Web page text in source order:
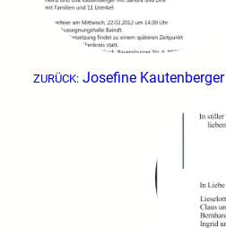
ZURÜCK: Josefine Kautenberger